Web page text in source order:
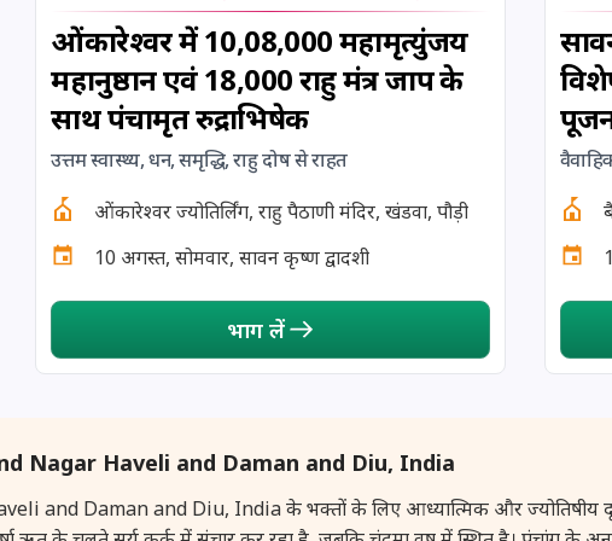
14
15
15
16
17
17
17
ओंकारेश्वर में 10,08,000 महामृत्युंजय
महानुष्ठान एवं 18,000 राहु मंत्र जाप के
साथ पंचामृत रुद्राभिषेक
उत्तम स्वास्थ्य, धन, समृद्धि, राहु दोष से राहत
ओंकारेश्वर ज्योतिर्लिंग, राहु पैठाणी मंदिर, खंडवा, पौड़ी
10 अगस्त, सोमवार, सावन कृष्ण द्वादशी
भाग लें
Nagar Haveli and Daman and Diu, India
Daman and Diu, India के भक्तों के लिए आध्यात्मिक और ज्योतिषीय